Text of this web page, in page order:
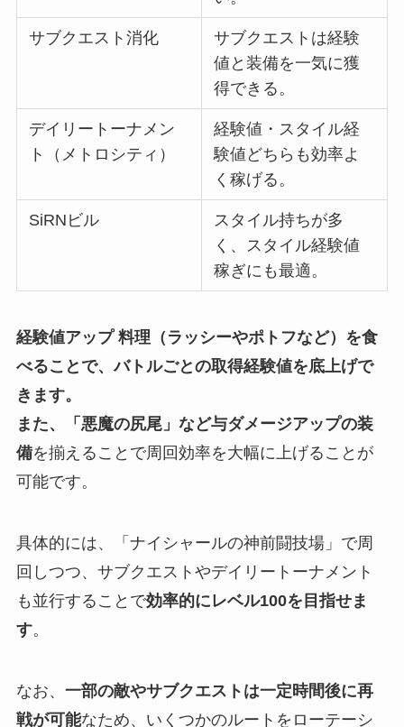
サブクエスト消化
サブクエストは経験
値と装備を一気に獲
得できる。
デイリートーナメン
ト（メトロシティ）
経験値・スタイル経
験値どちらも効率よ
く稼げる。
SiRNビル
スタイル持ちが多
く、スタイル経験値
稼ぎにも最適。
経験値アップ 料理（ラッシーやポトフなど）を食
べることで、バトルごとの取得経験値を底上げで
きます。
また、「悪魔の尻尾」など与ダメージアップの装
備を揃えることで周回効率を大幅に上げることが
可能です。
具体的には、「ナイシャールの神前闘技場」で周
回しつつ、サブクエストやデイリートーナメント
も並行することで効率的にレベル100を目指せま
す。
なお、 一部の敵やサブクエストは一定時間後に再
戦が可能なため、いくつかのルートをローテーシ